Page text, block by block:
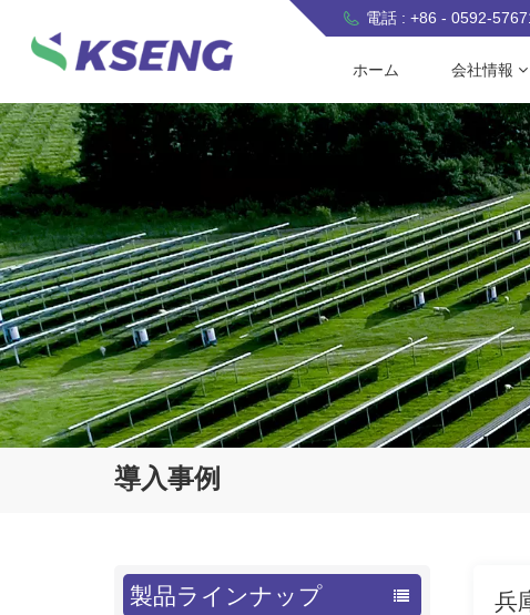
電話 : +86 - 0592-
ホーム 会社情報
導入事例
製品ラインナップ 兵